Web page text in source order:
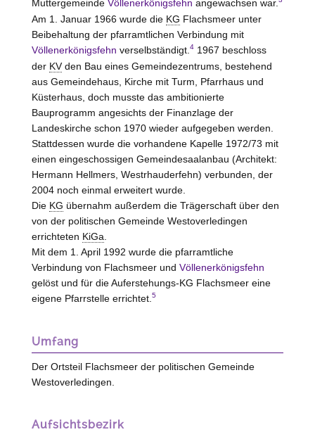
Muttergemeinde Völlenerkönigsfehn angewachsen war.
Am 1. Januar 1966 wurde die KG Flachsmeer unter
Beibehaltung der pfarramtlichen Verbindung mit
Völlenerkönigsfehn verselbständigt. 41967 beschloss
der KVden Bau eines Gemeindezentrums, bestehend
aus Gemeindehaus, Kirche mit Turm, Pfarrhaus und
Küsterhaus, doch musste das ambitionierte
Bauprogramm angesichts der Finanzlage der
Landeskirche schon 1970 wieder aufgegeben werden.
Stattdessen wurde die vorhandene Kapelle 1972/73 mit
einen eingeschossigen Gemeindesaalanbau (Architekt:
Hermann Hellmers, Westrhauderfehn) verbunden, der
2004 noch einmal erweitert wurde.
Die KG übernahm außerdem die Trägerschaft über den
von der politischen Gemeinde Westoverledingen
errichteten KiGa
Mit dem 1. April 1992 wurde die pfarramtliche
Verbindung von Flachsmeer und Völlenerkönigsfehn
gelöst und für die Auferstehungs-KG Flachsmeer eine
eigene Pfarrstelle errichtet. 5
Umfang
Der Ortsteil Flachsmeer der politischen Gemeinde
Westoverledingen.
Aufsichtsbezirk